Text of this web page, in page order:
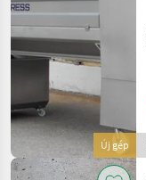
Új gép